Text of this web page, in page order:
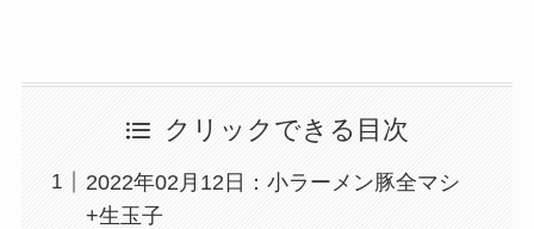
クリックできる目次
2022年02月12日：小ラーメン豚全マシ
+生玉子